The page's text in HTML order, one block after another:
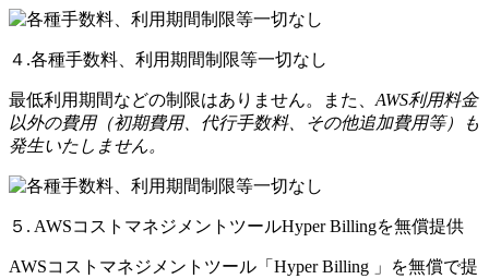
４.各種手数料、利用期間制限等一切なし
最低利用期間などの制限はありません。また、 AWS利用料金
以外の費用（初期費用、代行手数料、その他追加費用等）も
発生いたしません。
５. AWSコストマネジメントツールHyper Billingを無償提供
AWSコストマネジメントツール「Hyper Billing 」を無償で提